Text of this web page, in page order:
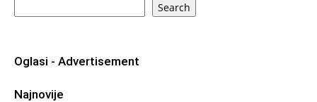
Search
Oglasi - Advertisement
Najnovije